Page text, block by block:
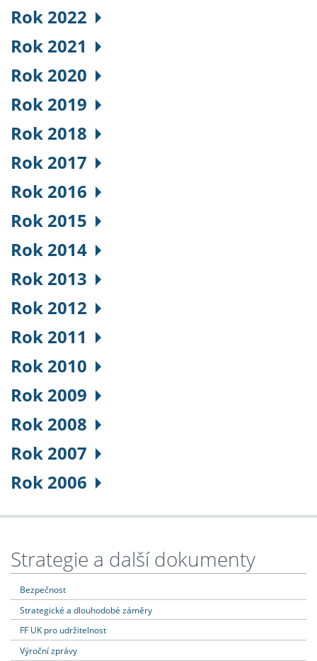
Rok 2022
Rok 2021
Rok 2020
Rok 2019
Rok 2018
Rok 2017
Rok 2016
Rok 2015
Rok 2014
Rok 2013
Rok 2012
Rok 2011
Rok 2010
Rok 2009
Rok 2008
Rok 2007
Rok 2006
Strategie a další dokumenty
Bezpečnost
Strategické a dlouhodobé záměry
FF UK pro udržitelnost
Výroční zprávy